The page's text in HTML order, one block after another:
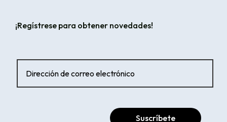
¡Regístrese para obtener novedades!
Suscríbete